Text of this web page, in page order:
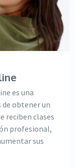
es una
obtener un
reciben clases
profesional,
sus